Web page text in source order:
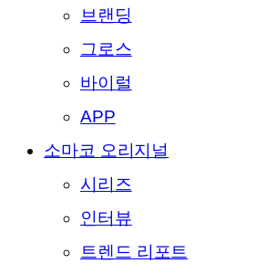
브랜딩
그로스
바이럴
APP
소마코 오리지널
시리즈
인터뷰
트렌드 리포트